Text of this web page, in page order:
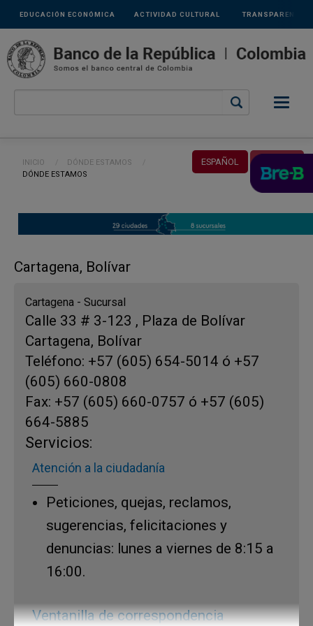
Pasar al contenido principal
Links
secundarios
ACTIVIDAD CULTURAL
EDUCACIÓN ECONÓMICA TRANSPARENCIA
ESPAÑOL
Ruta de navegación
INICIO
DÓNDE ESTAMOS
CURRENT:
DÓNDE ESTAMOS
Cartagena, Bolívar
Cartagena - Sucursal
Calle 33 # 3-123 , Plaza de Bolívar
Cartagena, Bolívar
Teléfono: +57 (605) 654-5014 ó +57
(605) 660-0808
Fax: +57 (605) 660-0757 ó +57 (605)
664-5885
Servicios:
Atención a la ciudadanía
Peticiones, quejas, reclamos,
sugerencias, felicitaciones y
denuncias: lunes a viernes de 8:15 a
16:00.
Ventanilla de correspondencia